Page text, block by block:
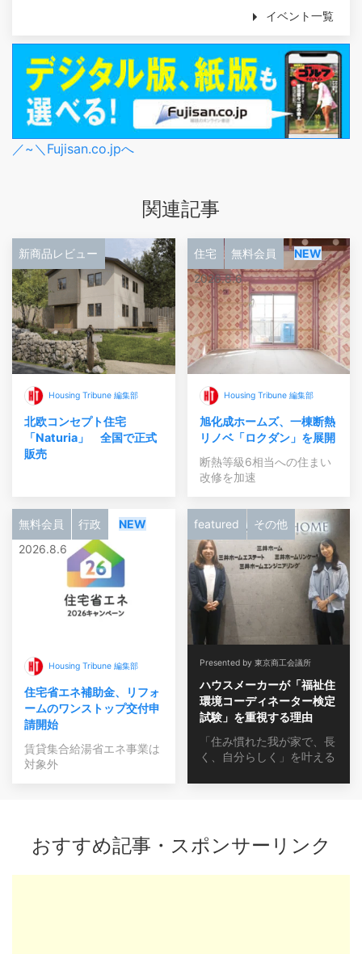
イベント一覧
／~＼Fujisan.co.jpへ
関連記事
新商品レビュー
Housing Tribune 編集部
北欧コンセプト住宅
「Naturia」 全国で正式
販売
住宅 無料会員
NEW
2026.8.6
Housing Tribune 編集部
旭化成ホームズ、一棟断熱
リノベ「ロクダン」を展開
断熱等級6相当への住まい
改修を加速
無料会員 行政
NEW
2026.8.6
Housing Tribune 編集部
住宅省エネ補助金、リフォ
ームのワンストップ交付申
請開始
賃貸集合給湯省エネ事業は
対象外
featured その他
Presented by 東京商工会議所
ハウスメーカーが「福祉住
環境コーディネーター検定
試験」を重視する理由
「住み慣れた我が家で、長
く、自分らしく」を叶える
おすすめ記事・スポンサーリンク